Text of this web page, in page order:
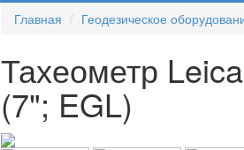
Главная Геодезическое
Тахеометр
(7"; EGL)